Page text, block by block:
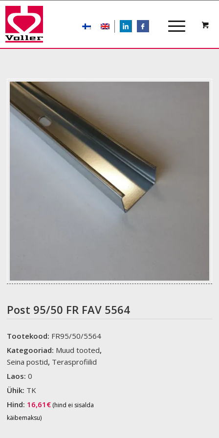
LIn
Post 95/50 FR FAV 5564
Tootekood: FR95/50/5564
Kategooriad: Muud tooted,
Seina postid, Terasprofiilid
Laos:0
Ühik: TK
Hind: 16,61 € (hind ei sisalda
käibemaksu)